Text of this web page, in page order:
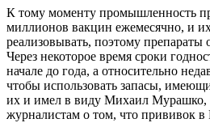
К тому моменту промышленность
миллионов вакцин ежемесячно, и
реализовывать, поэтому препараты
Через некоторое время сроки
начале до года, а относительно
чтобы использовать запасы,
их и имел в виду Михаил Мурашко,
журналистам о том, что прививок в